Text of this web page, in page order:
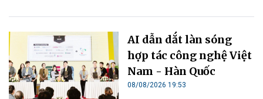
AI dẫn dắt làn sóng
hợp tác công nghệ Việt
Nam - Hàn Quốc
08/08/2026 19:53